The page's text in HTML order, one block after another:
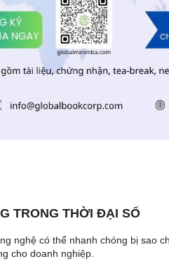
TRONG THỜI ĐẠI SỐ
nghệ có thể nhanh chóng bị sao
cho doanh nghiệp.